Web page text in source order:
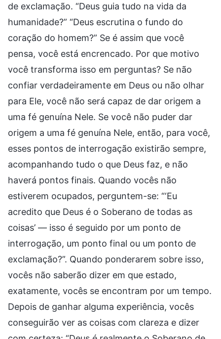
de exclamação. “Deus guia tudo na vida da
humanidade?” “Deus escrutina o fundo do
coração do homem?” Se é assim que você
pensa, você está encrencado. Por que motivo
você transforma isso em perguntas? Se não
confiar verdadeiramente em Deus ou não olhar
para Ele, você não será capaz de dar origem a
uma fé genuína Nele. Se você não puder dar
origem a uma fé genuína Nele, então, para você,
esses pontos de interrogação existirão sempre,
acompanhando tudo o que Deus faz, e não
haverá pontos finais. Quando vocês não
estiverem ocupados, perguntem-se: “‘Eu
acredito que Deus é o Soberano de todas as
coisas’ — isso é seguido por um ponto de
interrogação, um ponto final ou um ponto de
exclamação?”. Quando ponderarem sobre isso,
vocês não saberão dizer em que estado,
exatamente, vocês se encontram por um tempo.
Depois de ganhar alguma experiência, vocês
conseguirão ver as coisas com clareza e dizer